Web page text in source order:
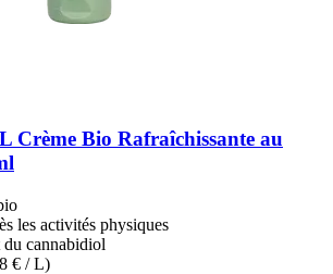
Crème Bio Rafraîchissante au
les activités physiques
cannabidiol
€ / L)